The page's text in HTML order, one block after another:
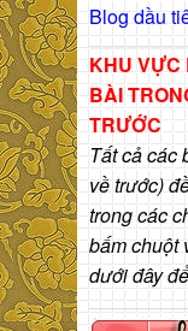
Blog dầu
KHU VỰC
BÀI
TRƯỚC
Tất cả các
về trước)
trong các
bấm chuột
dưới đây